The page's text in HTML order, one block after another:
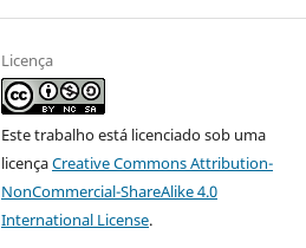
Licença
Este trabalho está licenciado sob uma
licençaCreative Commons Attribution-
NonCommercial-ShareAlike 4.0
International License.